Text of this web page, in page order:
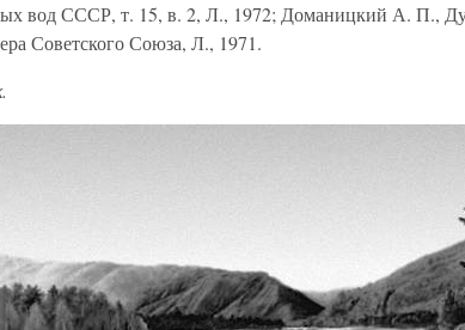
вод СССР, т. 15, в. 2, Л., 1972; Доманицкий А. П.,
Советского Союза, Л., 1971.